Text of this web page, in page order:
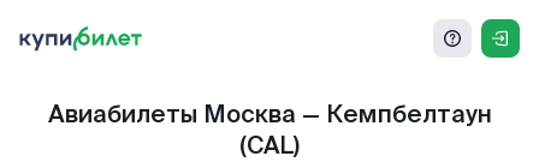
Авиабилеты Москва — Кемпбелтаун
(CAL)